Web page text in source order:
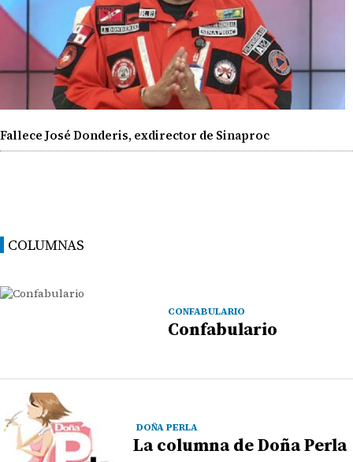
Fallece José Donderis, exdirector de Sinaproc
COLUMNAS
CONFABULARIO
Confabulario
DOÑA PERLA
La columna de Doña Perla